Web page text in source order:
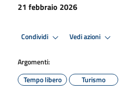
21 febbraio 2026
Condividi Vedi azioni
Argomenti:
Tempo libero
Turismo